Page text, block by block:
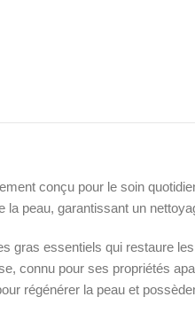
conçu pour le soin
peau, garantissant un
gras essentiels qui restaure
connu pour ses propriétés
régénérer la peau et